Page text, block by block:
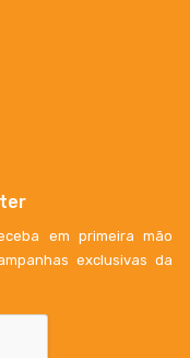
em primeira mão
exclusivas da